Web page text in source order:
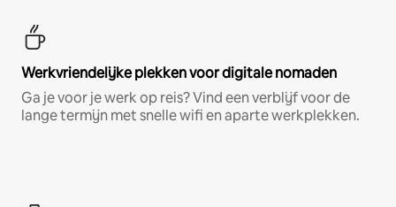
Werkvriendelijke plekken voor digitale nomaden
Ga je voor je werk op reis? Vind een verblijf voor de
lange termijn met snelle wifi en aparte werkplekken.